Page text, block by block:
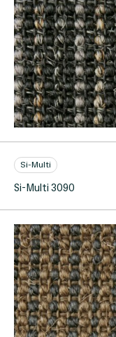
Si-Multi
Si-Multi 3090